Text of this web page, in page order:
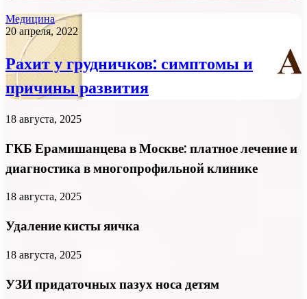
Медицина
20 апреля, 2022
Рахит у грудничков: симптомы и
причины развития
18 августа, 2025
ГКБ Ерамишанцева в Москве: платное лечение и
диагностика в многопрофильной клинике
18 августа, 2025
Удаление кисты яичка
18 августа, 2025
УЗИ придаточных пазух носа детям